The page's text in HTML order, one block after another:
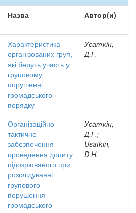
Назва Автор(и)
Характеристика
організованих груп,
які беруть участь у
груповому
порушенні
громадського
порядку
Усаткін,
Д.Г.
Організаційно-
тактичне
забезпечення
проведення допиту
підозрюваного при
розслідуванні
групового
порушення
громадського
Усаткін,
Д.Г.;
Usatkin,
D.H.